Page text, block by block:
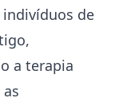
de
a terapia